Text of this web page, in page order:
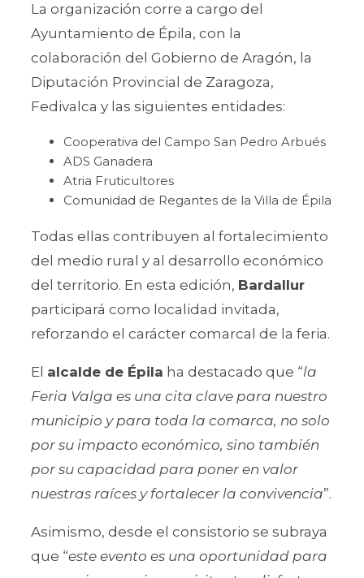
La organización corre a cargo del
Ayuntamiento de Épila, con la
colaboración del Gobierno de Aragón, la
Diputación Provincial de Zaragoza,
Fedivalca y las siguientes entidades:
Cooperativa del Campo San Pedro Arbués
ADS Ganadera
Atria Fruticultores
Comunidad de Regantes de la Villa de Épila
Todas ellas contribuyen al fortalecimiento
del medio rural y al desarrollo económico
del territorio. En esta edición, Bardallur
participará como localidad invitada,
reforzando el carácter comarcal de la feria.
El alcalde de Épila ha destacado que “la
Feria Valga es una cita clave para nuestro
municipio y para toda la comarca, no solo
por su impacto económico, sino también
por su capacidad para poner en valor
nuestras raíces y fortalecer la convivencia”.
Asimismo, desde el consistorio se subraya
que “este evento es una oportunidad para